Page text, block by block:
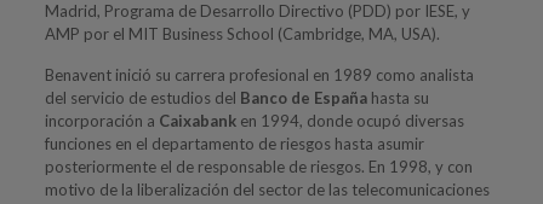
Madrid, Programa de Desarrollo Directivo (PDD) por IESE, y
AMP por el MIT Business School (Cambridge, MA, USA).
Benavent inició su carrera profesional en 1989 como analista
del servicio de estudios del Banco de Españahasta su
incorporación a Caixabanken 1994, donde ocupó diversas
funciones en el departamento de riesgos hasta asumir
posteriormente el de responsable de riesgos. En 1998, y con
motivo de la liberalización del sector de las telecomunicaciones